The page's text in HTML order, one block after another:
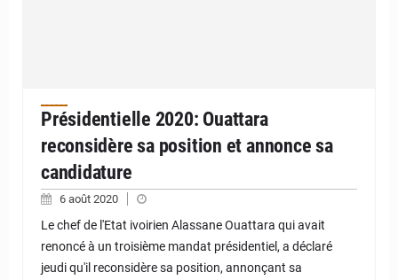
Présidentielle 2020: Ouattara
reconsidère sa position et annonce sa
candidature
6 août 2020
Le chef de l'Etat ivoirien Alassane Ouattara qui avait
renoncé à un troisième mandat présidentiel, a déclaré
jeudi qu'il reconsidère sa position, annonçant sa